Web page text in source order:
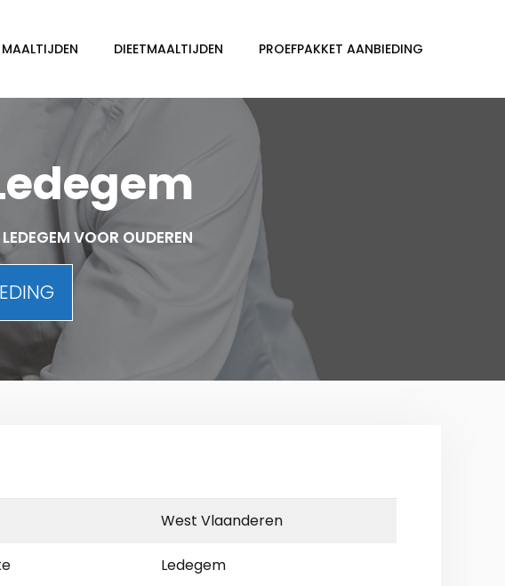
DIEETMAALTIJDEN PROEFPAKKET AANBIEDING
VOOR OUDEREN
West Vlaanderen
Ledegem